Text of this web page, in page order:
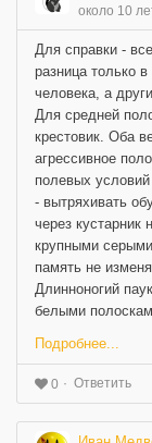
около 10
Для справки -
разница только
человека, а
Для средней
крестовик. Оба
агрессивное
полевых
- вытряхивать
через кустарник
крупными
память не
Длинноногий
белыми
Подробнее...
0 Ответить